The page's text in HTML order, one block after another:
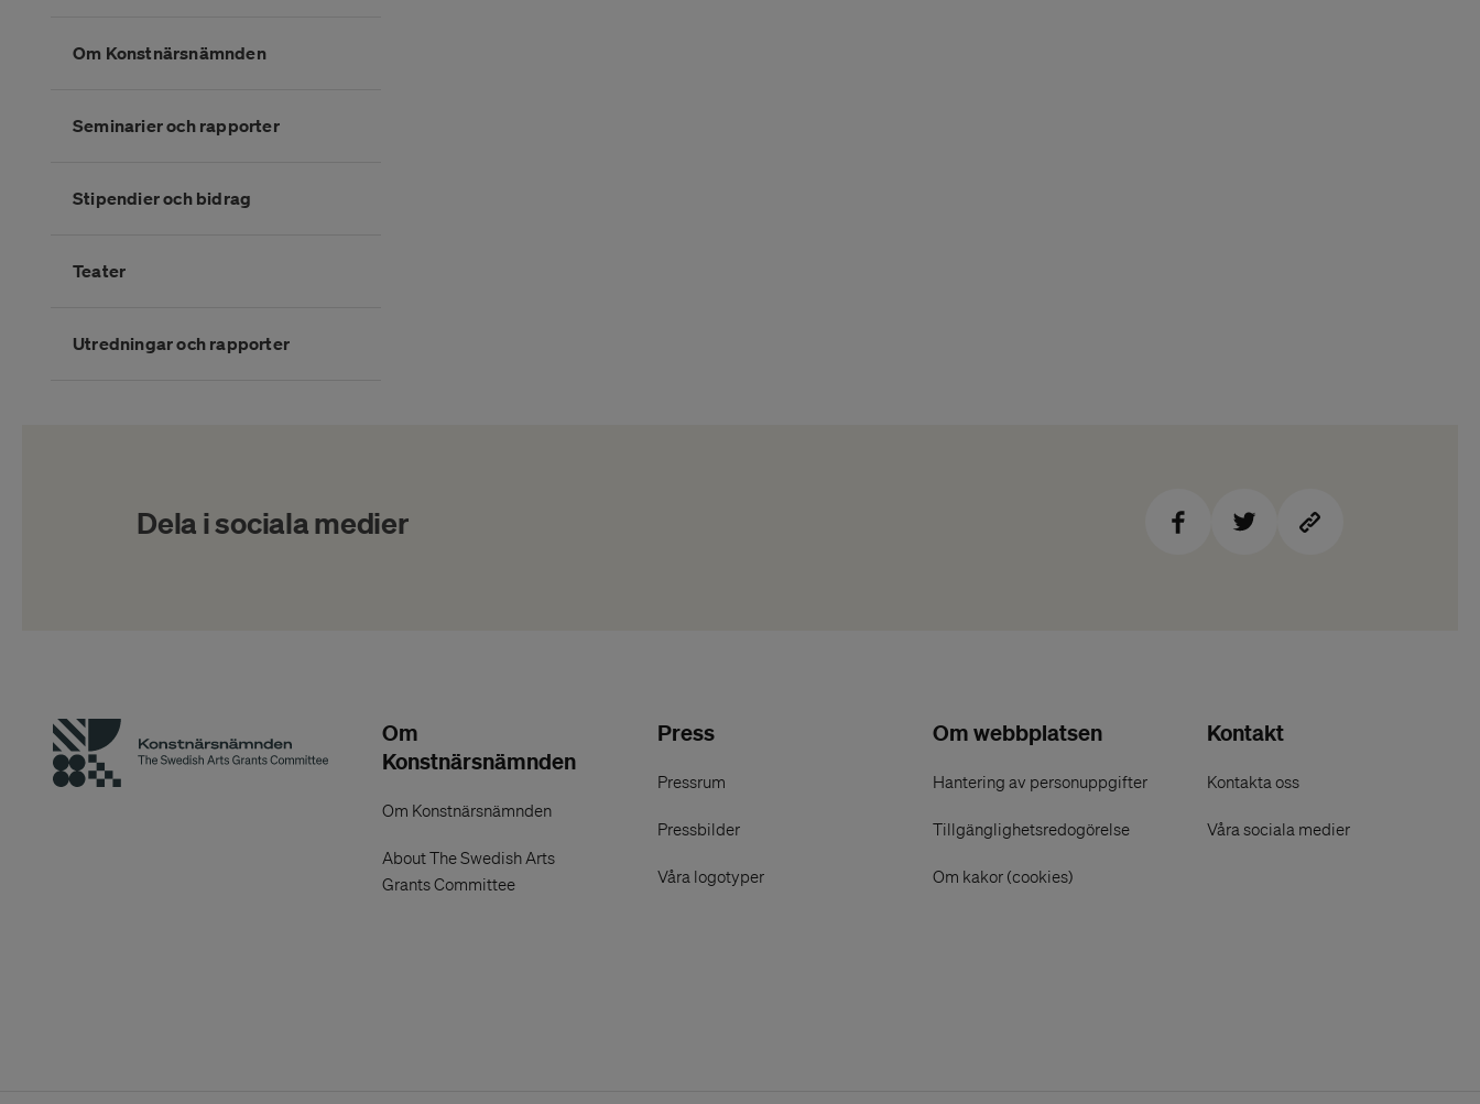
Om Konstnärsnämnden
Seminarier och rapporter
Stipendier och bidrag
Teater
Utredningar och rapporter
Dela i sociala medier
Om
Konstnärsnämnden
Om Konstnärsnämnden
About The Swedish Arts
Grants Committee
Press
Pressrum
Pressbilder
Våra logotyper
Om webbplatsen
Hantering av personuppgifter
Tillgänglighetsredogörelse
Om kakor (cookies)
Kontakt
Kontakta oss
Våra sociala medier